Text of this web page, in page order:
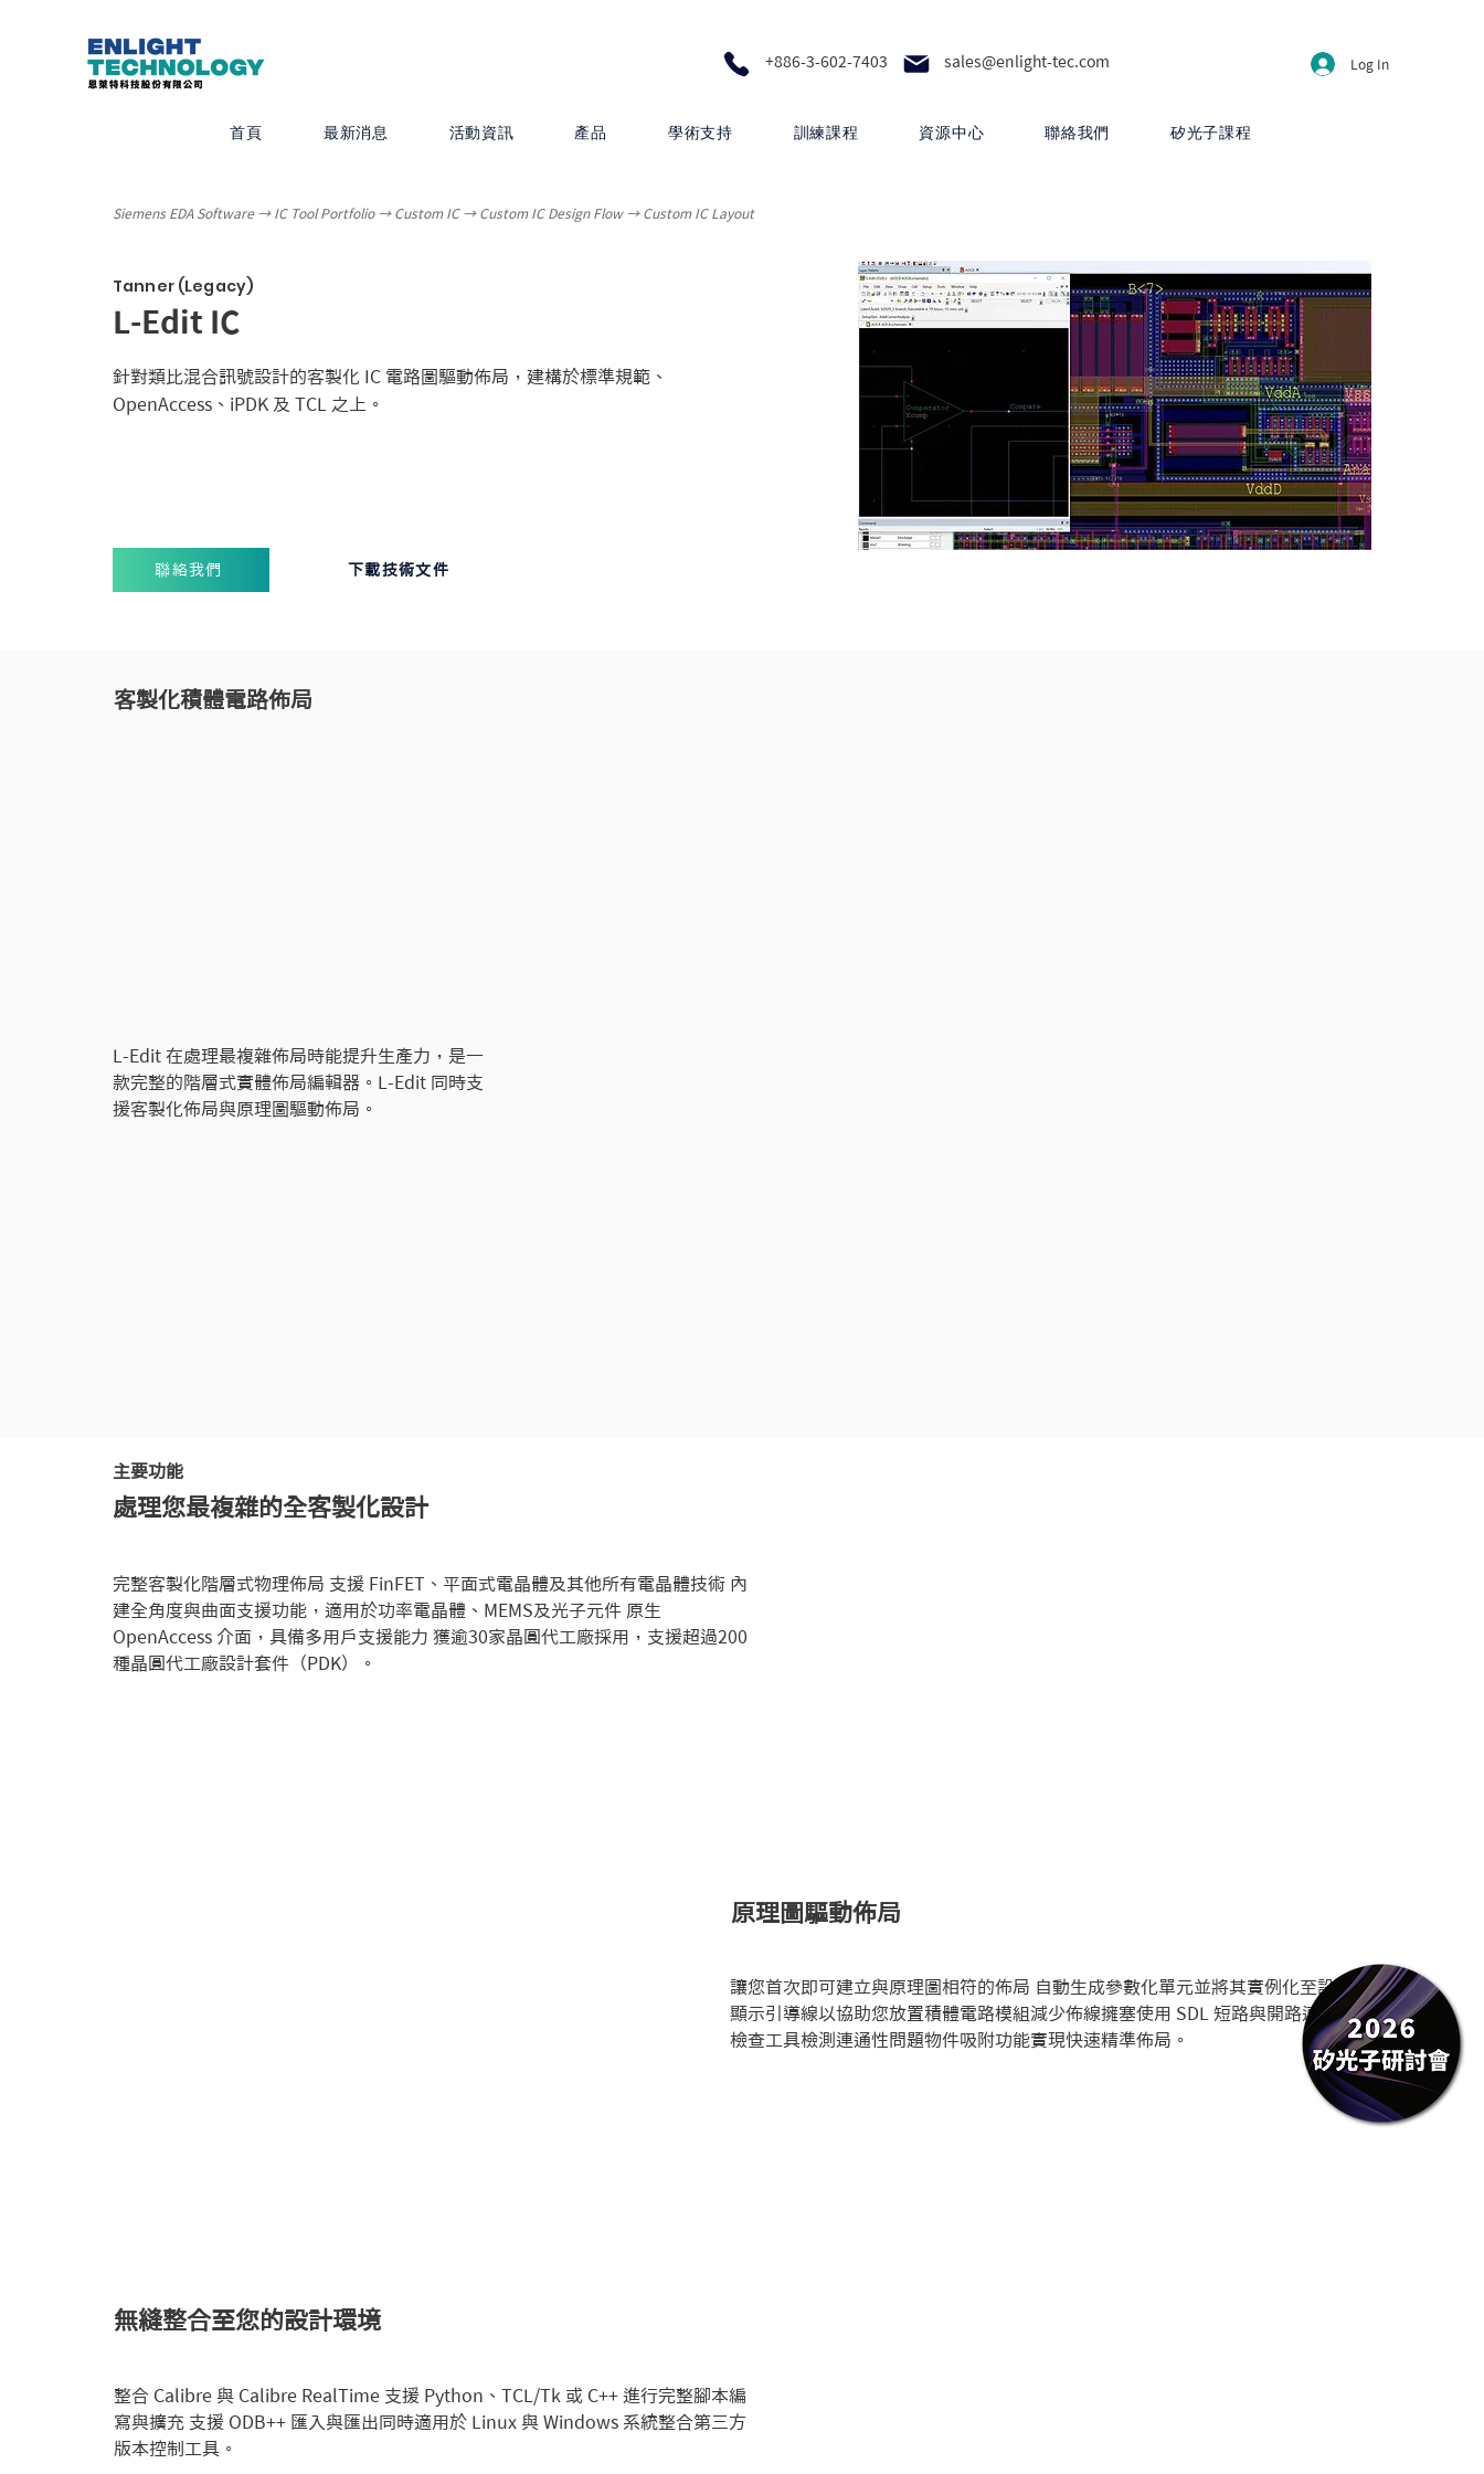
+886-3-602-7403 sales@enlight-tec.com Log In
首頁 最新消息 活動資訊 產品 學術支持 訓練課程 資源中心 聯絡我們 矽光子課程
Siemens EDA Software → IC Tool Portfolio → Custom IC → Custom IC Design Flow → Custom IC Layout
Tanner (Legacy)
L-Edit IC
針對類比混合訊號設計的客製化 IC 電路圖驅動佈局，建構於標準規範、
OpenAccess、iPDK 及 TCL 之上。
聯絡我們 下載技術文件
客製化積體電路佈局
L-Edit 在處理最複雜佈局時能提升生產力，是一
款完整的階層式實體佈局編輯器。L-Edit 同時支
援客製化佈局與原理圖驅動佈局。
主要功能
處理您最複雜的全客製化設計
完整客製化階層式物理佈局 支援 FinFET、平面式電晶體及其他所有電晶體技術 內
建全角度與曲面支援功能，適用於功率電晶體、MEMS及光子元件 原生
OpenAccess 介面，具備多用戶支援能力 獲逾30家晶圓代工廠採用，支援超過200
種晶圓代工廠設計套件（PDK）。
原理圖驅動佈局
讓您首次即可建立與原理圖相符的佈局 自動生成參數化單元並將其實例化至設計中
顯示引導線以協助您放置積體電路模組減少佈線擁塞使用 SDL 短路與開路連通性
檢查工具檢測連通性問題物件吸附功能實現快速精準佈局。
無縫整合至您的設計環境
整合 Calibre 與 Calibre RealTime 支援 Python、TCL/Tk 或 C++ 進行完整腳本編
寫與擴充 支援 ODB++ 匯入與匯出同時適用於 Linux 與 Windows 系統整合第三方
版本控制工具。